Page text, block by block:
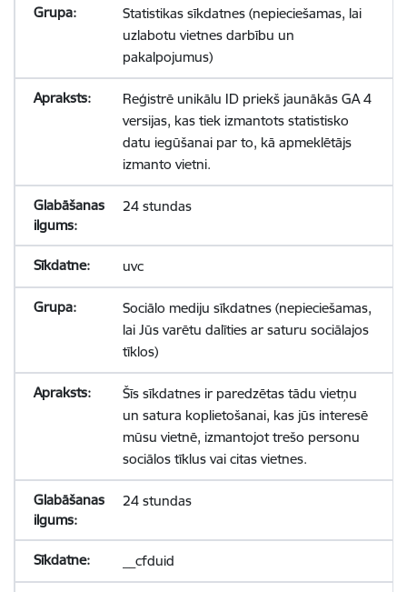
Statistikas sīkdatnes (nepieciešamas, lai
uzlabotu vietnes darbību un
pakalpojumus)
Reģistrē unikālu ID priekš jaunākās GA 4
versijas, kas tiek izmantots statistisko
datu iegūšanai par to, kā apmeklētājs
izmanto vietni.
24 stundas
uvc
Sociālo mediju sīkdatnes (nepieciešamas,
lai Jūs varētu dalīties ar saturu sociālajos
tīklos)
Šīs sīkdatnes ir paredzētas tādu vietņu
un satura koplietošanai, kas jūs interesē
mūsu vietnē, izmantojot trešo personu
sociālos tīklus vai citas vietnes.
24 stundas
__cfduid